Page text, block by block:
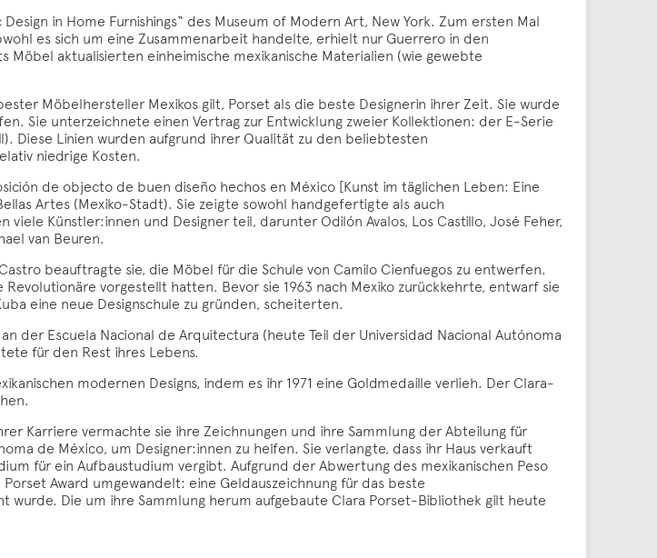
in Home Furnishings“ des Museum of Modern Art, New York. Zum ersten Mal
es sich um eine Zusammenarbeit handelte, erhielt nur Guerrero in den
Möbel aktualisierten einheimische mexikanische Materialien (wie gewebte
Möbelhersteller Mexikos gilt, Porset als die beste Designerin ihrer Zeit. Sie wurde
Sie unterzeichnete einen Vertrag zur Entwicklung zweier Kollektionen: der E-Serie
Diese Linien wurden aufgrund ihrer Qualität zu den beliebtesten
niedrige Kosten.
de objecto de buen diseño hechos en México [Kunst im täglichen Leben: Eine
Artes (Mexiko-Stadt). Sie zeigte sowohl handgefertigte als auch
Künstler:innen und Designer teil, darunter Odilón Avalos, Los Castillo, José Feher,
van Beuren.
beauftragte sie, die Möbel für die Schule von Camilo Cienfuegos zu entwerfen.
vorgestellt hatten. Bevor sie 1963 nach Mexiko zurückkehrte, entwarf sie
eine neue Designschule zu gründen, scheiterten.
der Escuela Nacional de Arquitectura (heute Teil der Universidad Nacional Autónoma
für den Rest ihres Lebens.
modernen Designs, indem es ihr 1971 eine Goldmedaille verlieh. Der Clara-
Karriere vermachte sie ihre Zeichnungen und ihre Sammlung der Abteilung für
de México, um Designer:innen zu helfen. Sie verlangte, dass ihr Haus verkauft
für ein Aufbaustudium vergibt. Aufgrund der Abwertung des mexikanischen Peso
Award umgewandelt: eine Geldauszeichnung für das beste
Die um ihre Sammlung herum aufgebaute Clara Porset-Bibliothek gilt heute